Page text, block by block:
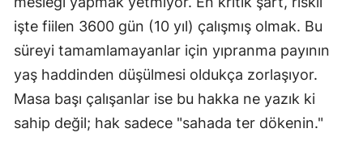
işte fiilen 3600 gün (10 yıl) çalışmış olmak. Bu
süreyi tamamlamayanlar için yıpranma payının
yaş haddinden düşülmesi oldukça zorlaşıyor.
Masa başı çalışanlar ise bu hakka ne yazık ki
sahip değil; hak sadece "sahada ter dökenin."